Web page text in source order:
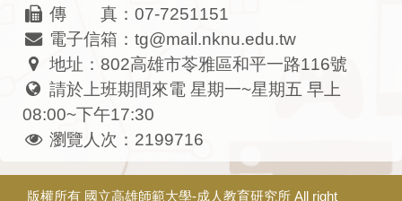
傳 真：07-7251151
電子信箱：tg@mail.nknu.edu.tw
地址：802高雄市苓雅區和平一路116號
請於上班期間來電 星期一~星期五 早上
08:00~下午17:30
瀏覽人次：2199716
版權所有 國立高雄師範大學-成人教育研究所 All right